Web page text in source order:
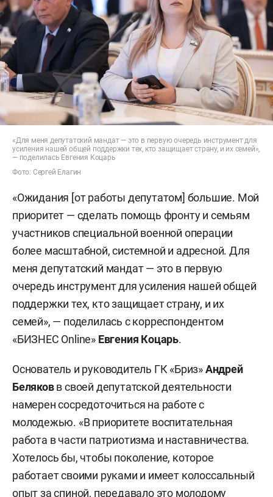
«Для меня депутатский мандат — это в первую очередь инструмент для
усиления нашей общей поддержки тех, кто защищает страну, и их семей»,
— поделилась Евгения Коцарь
Фото: Сергей Елагин
«Ожидания [от работы депутатом] большие. Мой
приоритет — сделать помощь фронту и семьям
участников специальной военной операции
более масштабной, системной и адресной. Для
меня депутатский мандат — это в первую
очередь инструмент для усиления нашей общей
поддержки тех, кто защищает страну, и их
семей», — поделилась с корреспондентом
«БИЗНЕС Online» Евгения Коцарь.
Основатель и руководитель ГК «Бриз»Андрей
Беляковв своей депутатской деятельности
намерен сосредоточиться на работе с
молодежью. «В приоритете воспитательная
работа в части патриотизма и наставничества.
Хотелось бы, чтобы поколение, которое
работает своими руками и имеет колоссальный
опыт за спиной, передавало это молодому